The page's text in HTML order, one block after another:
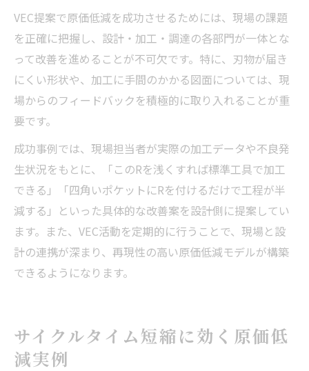
VEC提案で原価低減を成功させるためには、現場の課題
を正確に把握し、設計・加工・調達の各部門が一体とな
って改善を進めることが不可欠です。特に、刃物が届き
にくい形状や、加工に手間のかかる図面については、現
場からのフィードバックを積極的に取り入れることが重
要です。
成功事例では、現場担当者が実際の加工データや不良発
生状況をもとに、「このRを浅くすれば標準工具で加工
できる」「四角いポケットにRを付けるだけで工程が半
減する」といった具体的な改善案を設計側に提案してい
ます。また、VEC活動を定期的に行うことで、現場と設
計の連携が深まり、再現性の高い原価低減モデルが構築
できるようになります。
サイクルタイム短縮に効く原価低
減実例